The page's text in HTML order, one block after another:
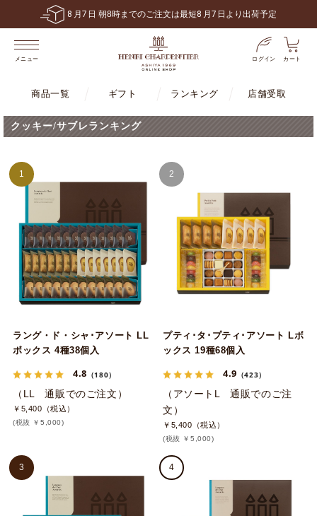
8 月 7 日 朝8時までのご注文は最短8 月 7 日より出荷予定
メニュー ログイン カート
商品一覧 ギフト ランキング 店舗受取
クッキー/サブレランキング
1
ラング・ド・シャ･アソート LL
ボックス 4種38個入
4.8 （180）
（LL 通販でのご注文）
￥5,400（税込）
(税抜 ￥5,000)
2
プティ･タ･プティ･アソート Lボ
ックス 19種68個入
4.9 （423）
（アソートL 通販でのご注
文）
￥5,400（税込）
(税抜 ￥5,000)
3 4